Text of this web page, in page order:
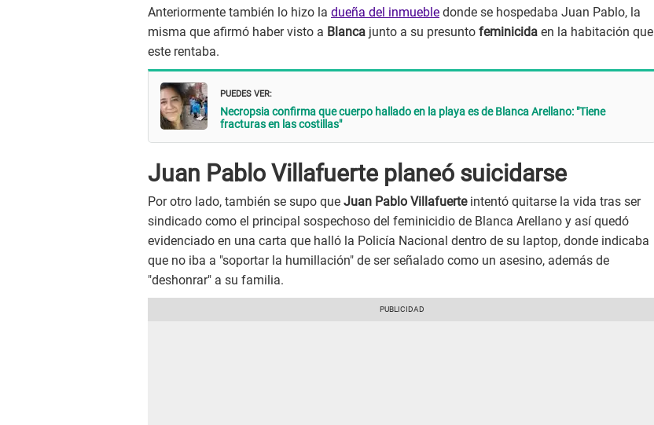
Anteriormente también lo hizo la dueña del inmueble donde se hospedaba Juan Pablo, la
misma que afirmó haber visto a Blanca junto a su presunto feminicida en la habitación que
este rentaba.
PUEDES VER:
Necropsia confirma que cuerpo hallado en la playa es de Blanca Arellano: "Tiene
fracturas en las costillas"
Juan Pablo Villafuerte planeó suicidarse
Por otro lado, también se supo que Juan Pablo Villafuerteintentó quitarse la vida tras ser
sindicado como el principal sospechoso del feminicidio de Blanca Arellano y así quedó
evidenciado en una carta que halló la Policía Nacional dentro de su laptop, donde indicaba
que no iba a "soportar la humillación" de ser señalado como un asesino, además de
"deshonrar" a su familia.